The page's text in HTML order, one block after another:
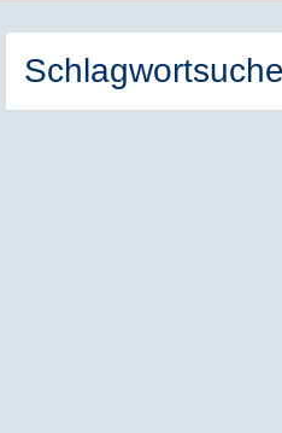
Schlagwortsuche